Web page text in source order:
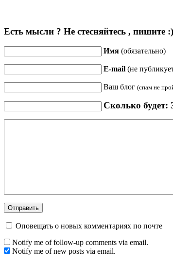
Есть мысли ? Не стесняйтесь , пишите :)
Имя (обязательно)
E-mail (не
Ваш блог (спам не
Сколько будет:
Оповещать о новых комментариях по почте
Notify me of follow-up comments via email.
Notify me of new posts via email.